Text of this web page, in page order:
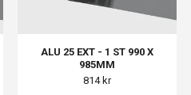
ALU 25 EXT - 1 ST 990 X
985MM
814 kr